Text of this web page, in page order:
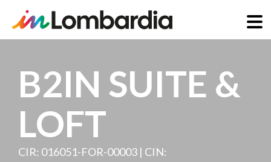
InhaltB2IN SUITE &
LOFT
CIR: 016051-FOR-00003 | CIN: